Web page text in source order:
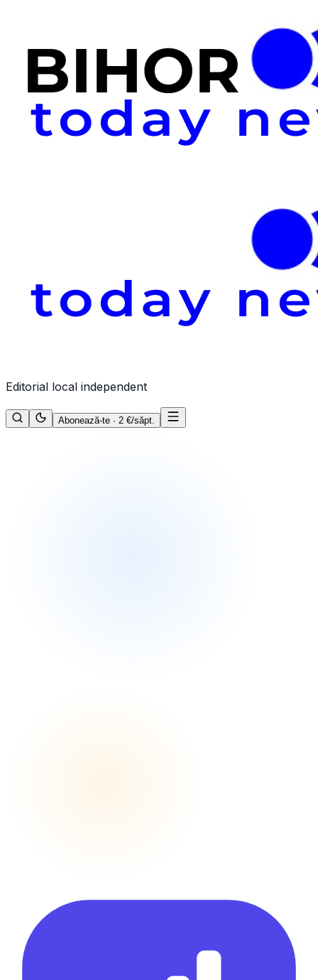
Editorial local independent
Abonează-te · 2 €/săpt.